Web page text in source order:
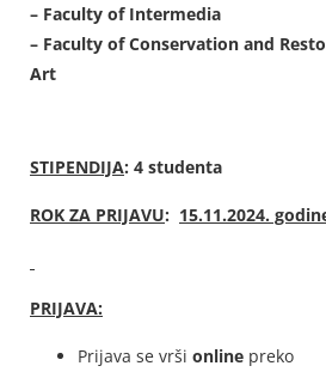
– Faculty of Intermedia
– Faculty of Conservation and
Art
STIPENDIJA: 4 studenta
ROK ZA PRIJAVU: 15.11.2024.
PRIJAVA:
Prijava se vrši online preko